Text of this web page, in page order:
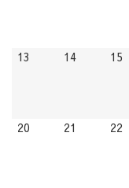
13 2026.07.13
142026.07.14
15
20 2026.07.20
21 2026.07.21
22